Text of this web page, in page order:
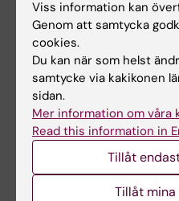
H.M. Drottning Silvia under sitt
Alzheimerskonferensen 21 april
Viss information kan
Genom att samtycka
cookies.
Du kan när som helst
samtycke via kakikonen
sidan.
Mer information om våra
Read this information in
Tillåt
Tillåt mina